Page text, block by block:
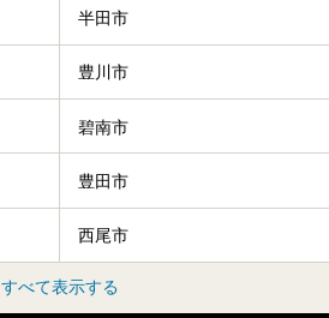
半田市
豊川市
碧南市
豊田市
西尾市
すべて表示する